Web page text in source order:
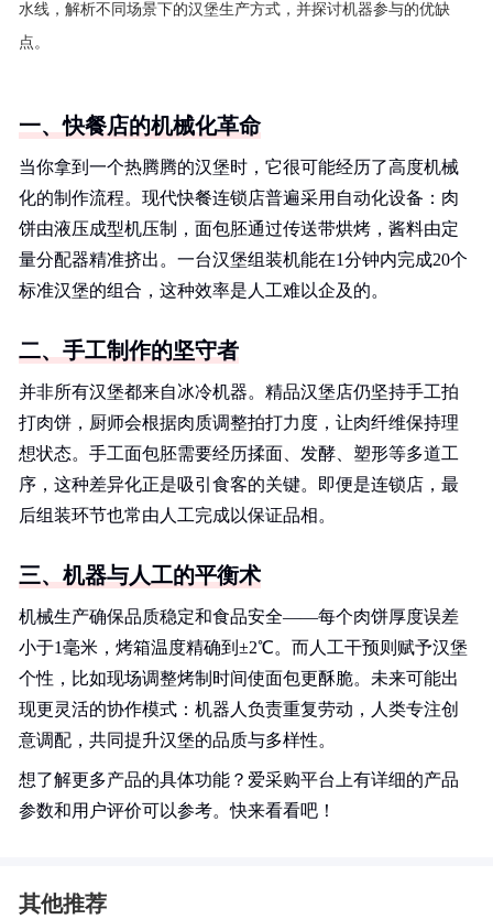
水线，解析不同场景下的汉堡生产方式，并探讨机器参与的优缺
点。
一、快餐店的机械化革命
当你拿到一个热腾腾的汉堡时，它很可能经历了高度机械
化的制作流程。现代快餐连锁店普遍采用自动化设备：肉
饼由液压成型机压制，面包胚通过传送带烘烤，酱料由定
量分配器精准挤出。一台汉堡组装机能在1分钟内完成20个
标准汉堡的组合，这种效率是人工难以企及的。
二、手工制作的坚守者
并非所有汉堡都来自冰冷机器。精品汉堡店仍坚持手工拍
打肉饼，厨师会根据肉质调整拍打力度，让肉纤维保持理
想状态。手工面包胚需要经历揉面、发酵、塑形等多道工
序，这种差异化正是吸引食客的关键。即便是连锁店，最
后组装环节也常由人工完成以保证品相。
三、机器与人工的平衡术
机械生产确保品质稳定和食品安全——每个肉饼厚度误差
小于1毫米，烤箱温度精确到±2℃。而人工干预则赋予汉堡
个性，比如现场调整烤制时间使面包更酥脆。未来可能出
现更灵活的协作模式：机器人负责重复劳动，人类专注创
意调配，共同提升汉堡的品质与多样性。
想了解更多产品的具体功能？爱采购平台上有详细的产品
参数和用户评价可以参考。快来看看吧！
其他推荐